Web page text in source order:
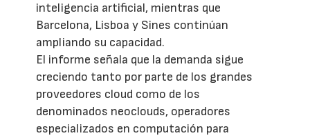
inteligencia artificial, mientras que
Barcelona, Lisboa y Sines continúan
ampliando su capacidad.
El informe señala que la demanda sigue
creciendo tanto por parte de los grandes
proveedores cloud como de los
denominados neoclouds, operadores
especializados en computación para